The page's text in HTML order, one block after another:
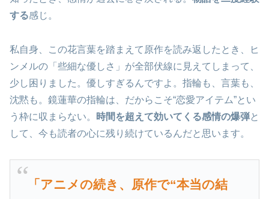
する感じ。
私自身、この花言葉を踏まえて原作を読み返したとき、ヒ
ンメルの「些細な優しさ」が全部伏線に見えてしまって、
少し困りました。優しすぎるんですよ。指輪も、言葉も、
沈黙も。鏡蓮華の指輪は、だからこそ“恋愛アイテム”とい
う枠に収まらない。
時間を超えて効いてくる感情の爆弾と
して、今も読者の心に残り続けているんだと思います。
「アニメの続き、原作で“本当の結